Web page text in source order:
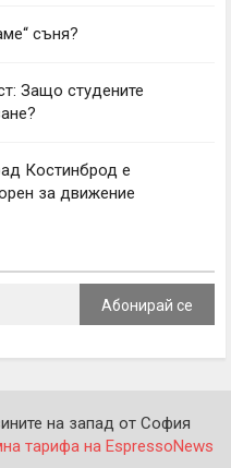
съня?
Защо студените
Костинброд е
за движение
Абонирай се
на запад от София
тарифа на EspressoNews